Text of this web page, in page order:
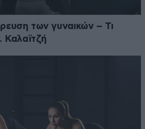
των γυναικών – Τι
Καλαϊτζή